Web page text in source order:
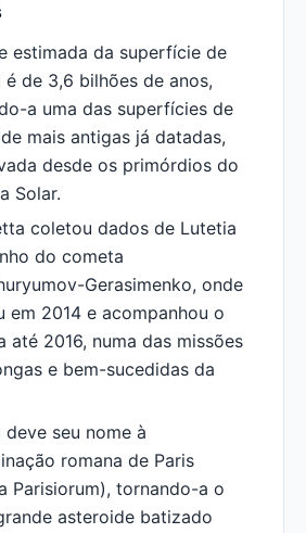
estimada da superfície de
é de 3,6 bilhões de anos,
a uma das superfícies de
mais antigas já datadas,
desde os primórdios do
Solar.
coletou dados de Lutetia
do cometa
Gerasimenko, onde
em 2014 e acompanhou o
até 2016, numa das missões
e bem-sucedidas da
deve seu nome à
romana de Paris
Parisiorum), tornando-a o
asteroide batizado